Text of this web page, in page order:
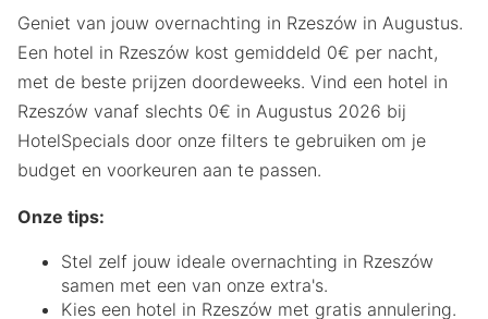
Geniet van jouw overnachting in Rzeszów in Augustus.
Een hotel in Rzeszów kost gemiddeld 0€ per nacht,
met de beste prijzen doordeweeks. Vind een hotel in
Rzeszów vanaf slechts 0€ in Augustus 2026 bij
HotelSpecials door onze filters te gebruiken om je
budget en voorkeuren aan te passen.
Onze tips:
Stel zelf jouw ideale overnachting in Rzeszów
samen met een van onze extra's.
Kies een hotel in Rzeszów met gratis annulering.